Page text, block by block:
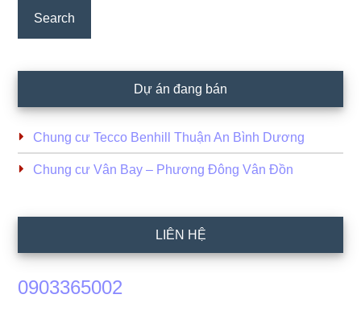
Dự án đang bán
Chung cư Tecco Benhill Thuận An Bình Dương
Chung cư Vân Bay – Phương Đông Vân Đồn
LIÊN HỆ
0903365002